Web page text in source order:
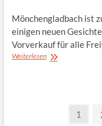
Mönchengladbach ist
einigen neuen
Vorverkauf für alle
WeiterlesenVorhang
Page
1